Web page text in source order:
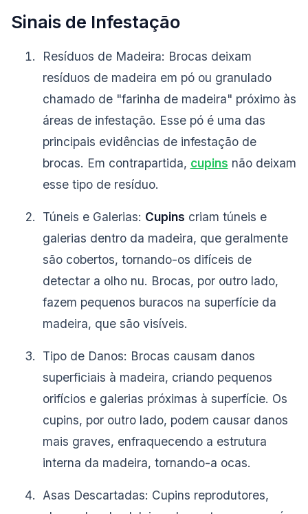
Sinais de Infestação
Resíduos de Madeira: Brocas deixam
resíduos de madeira em pó ou granulado
chamado de "farinha de madeira" próximo às
áreas de infestação. Esse pó é uma das
principais evidências de infestação de
brocas. Em contrapartida, cupins não deixam
esse tipo de resíduo.
Túneis e Galerias: Cupins criam túneis e
galerias dentro da madeira, que geralmente
são cobertos, tornando-os difíceis de
detectar a olho nu. Brocas, por outro lado,
fazem pequenos buracos na superfície da
madeira, que são visíveis.
Tipo de Danos: Brocas causam danos
superficiais à madeira, criando pequenos
orifícios e galerias próximas à superfície. Os
cupins, por outro lado, podem causar danos
mais graves, enfraquecendo a estrutura
interna da madeira, tornando-a ocas.
Asas Descartadas: Cupins reprodutores,